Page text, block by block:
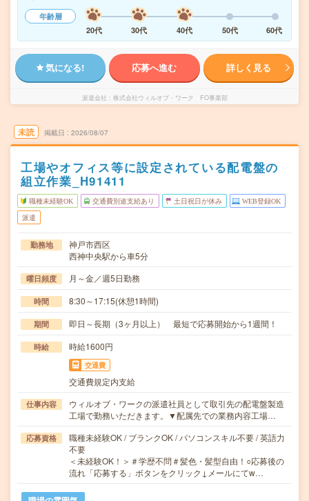
年齢層
20代
30代 40代 50代 60代
気になる! 応募へ進む 詳しく見る
派遣会社 株式会社ウィルオブ・ワーク FO事業部
未読 掲載日 2026/08/07
工場やオフィス等に設定されている配電盤の
組立作業_H91411
職種未経験OK 交通費別途支給あり 土日祝日が休み WEB登録OK
派遣
勤務地
神戸市西区
西神中央駅から車5分
曜日頻度 月～金／週5日勤務
時間 8:30～17:15(休憩1時間)
期間 即日～長期（3ヶ月以上） 最短で応募開始から1週間！
時給 時給1600円
交通費
交通費規定内支給
仕事内容
ウィルオブ・ワークの派遣社員として取引先の配電盤製造
工場で勤務いただきます。▼配属先での業務内容工場…
応募資格
職種未経験OK / ブランクOK / パソコンスキル不要 / 英語力
不要
＜未経験OK！＞＃学歴不問＃髪色・髪型自由！○応募後の
流れ「応募する」ボタンをクリック↓メールにてw…